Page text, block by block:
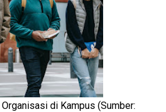
di Kampus (Sumber: